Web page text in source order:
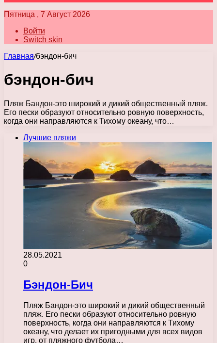
Пятница , 7 Август 2026
Войти
Switch skin
Главная/бэндон-бич
бэндон-бич
Пляж Бандон-это широкий и дикий общественный пляж.
Его пески образуют относительно ровную поверхность,
когда они направляются к Тихому океану, что…
Лучшие пляжи
28.05.2021
0
Бэндон-Бич
Пляж Бандон-это широкий и дикий общественный
пляж. Его пески образуют относительно ровную
поверхность, когда они направляются к Тихому
океану, что делает их пригодными для всех видов
игр, от пляжного футбола…